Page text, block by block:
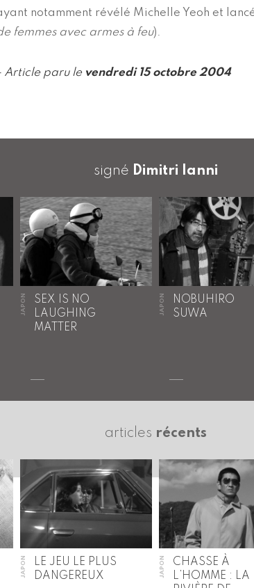
notamment révélé Michelle Yeoh et
femmes avec armes à feu).
Article paru le vendredi 15 octobre 2004
signé Dimitri Ianni
JAPON
SEX IS NO
LAUGHING
MATTER
JAPON
NOBUHIRO
SUWA
articles récents
JAPON
LE JEU LE PLUS
DANGEREUX
JAPON
CHASSE À
L’HOMME : LA